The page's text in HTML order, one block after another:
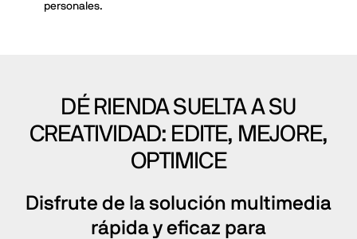
personales.
DÉ RIENDA SUELTA A SU
CREATIVIDAD: EDITE, MEJORE,
OPTIMICE
Disfrute de la solución multimedia
rápida y eficaz para